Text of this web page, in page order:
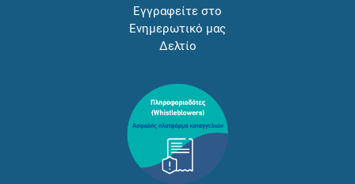
Εγγραφείτε στο
Ενημερωτικό μας
Δελτίο